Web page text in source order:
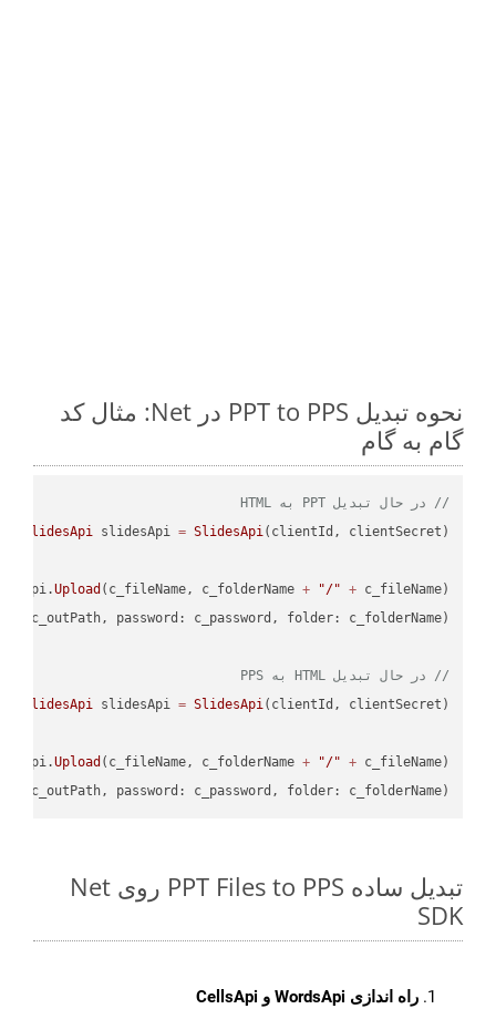
نحوه تبدیل PPT to PPS در Net: مثال کد
گام به گام
// در حال تبدیل PPT به HTML
SlidesApi slidesApi = SlidesApi
Upload (c_fileName, c_folderName + "/" +
// در حال تبدیل HTML به PPS
SlidesApi slidesApi = SlidesApi
Upload (c_fileName, c_folderName + "/" +
, c_outPath, password: c_password, folder: c_folderName);
تبدیل ساده PPT Files to PPS روی Net
SDK
راه اندازی WordsApi و CellsApi